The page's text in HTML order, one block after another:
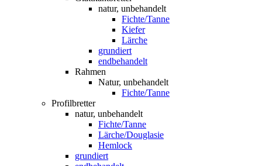
natur, unbehandelt
Fichte/Tanne
Kiefer
Lärche
grundiert
endbehandelt
Rahmen
Natur, unbehandelt
Fichte/Tanne
Profilbretter
natur, unbehandelt
Fichte/Tanne
Lärche/Douglasie
Hemlock
grundiert